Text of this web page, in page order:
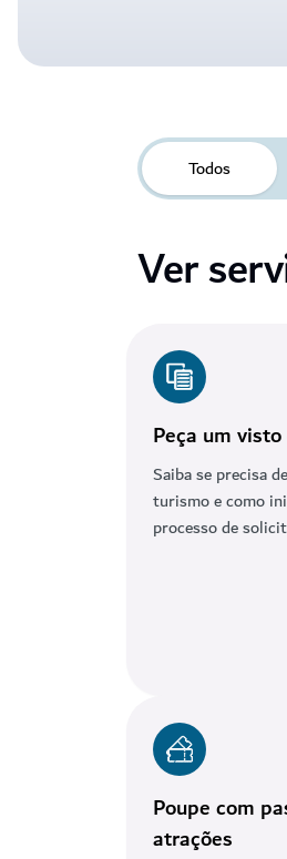
Todos
Ver
Peça um
Saiba se precisa
turismo e como
processo de
Poupe com
atrações